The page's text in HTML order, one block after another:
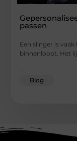
passen
Een slinger is
binnenloopt. Het
Blog